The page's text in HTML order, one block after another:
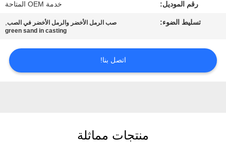
أخبار
اطلب
اقتباس
رقم الموديل: خدمة OEM المتاحة
تسليط الضوء: صب الرمل الأخضر والرمل الأخضر في الصب,
green sand in casting
اتصل بنا!
منتجات مماثلة